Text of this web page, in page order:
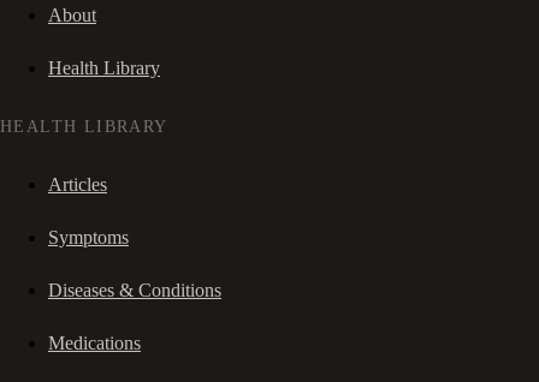
About
Health Library
HEALTH LIBRARY
Articles
Symptoms
Diseases & Conditions
Medications